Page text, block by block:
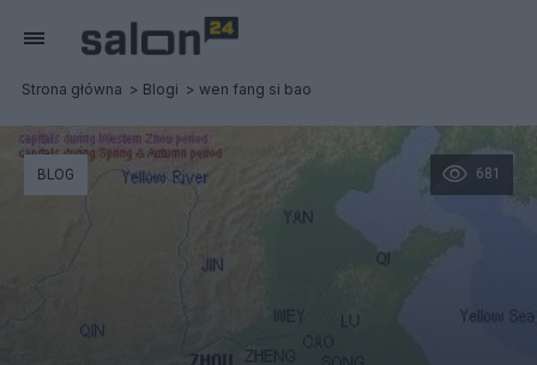
Strona główna Blogi wen fang si bao
681
BLOG